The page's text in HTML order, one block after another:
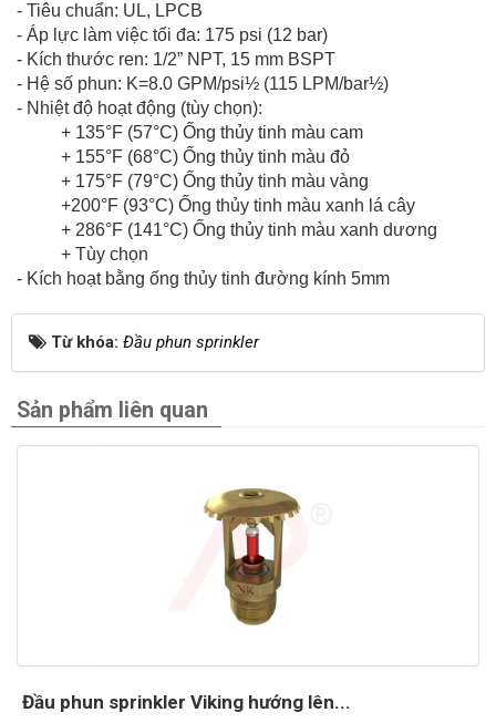
- Tiêu chuẩn: UL, LPCB
- Áp lực làm việc tối đa: 175 psi (12 bar)
- Kích thước ren: 1/2” NPT, 15 mm BSPT
- Hệ số phun: K=8.0 GPM/psi½ (115 LPM/bar½)
- Nhiệt độ hoạt động (tùy chọn):
+ 135°F (57°C) Ống thủy tinh màu cam
+ 155°F (68°C) Ống thủy tinh màu đỏ
+ 175°F (79°C) Ống thủy tinh màu vàng
+200°F (93°C) Ống thủy tinh màu xanh lá cây
+ 286°F (141°C) Ống thủy tinh màu xanh dương
+ Tùy chọn
- Kích hoạt bằng ống thủy tinh đường kính 5mm
Từ khóa: Đầu phun sprinkler
Sản phẩm liên quan
Đầu phun sprinkler Viking hướng lên...